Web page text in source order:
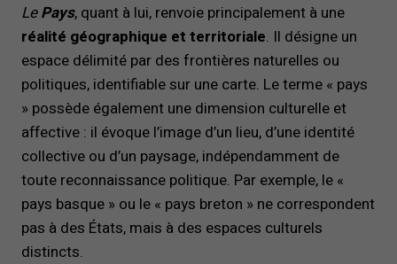
LePays, quant à lui, renvoie principalement à une
réalité géographique et territoriale. Il désigne un
espace délimité par des frontières naturelles ou
politiques, identifiable sur une carte. Le terme « pays
» possède également une dimension culturelle et
affective : il évoque l’image d’un lieu, d’une identité
collective ou d’un paysage, indépendamment de
toute reconnaissance politique. Par exemple, le «
pays basque » ou le « pays breton » ne correspondent
pas à des États, mais à des espaces culturels
distincts.